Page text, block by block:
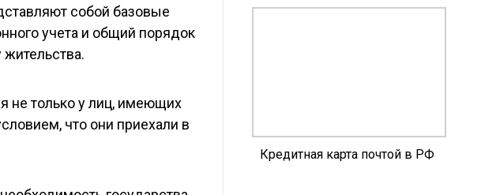
собой базовые
учета и общий порядок
не только у лиц, имеющих
что они приехали в
Кредитная карта почтой в РФ